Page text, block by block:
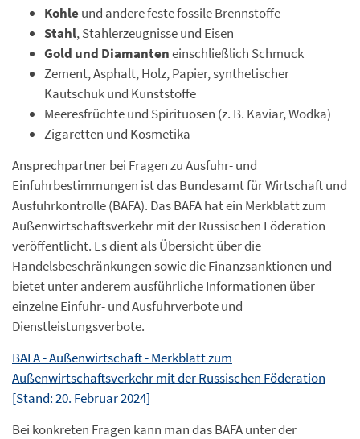
Kohleund andere feste fossile Brennstoffe
Stahl, Stahlerzeugnisse und Eisen
Gold und Diamanteneinschließlich Schmuck
Zement, Asphalt, Holz, Papier, synthetischer
Kautschuk und Kunststoffe
Meeresfrüchte und Spirituosen (z. B. Kaviar, Wodka)
Zigaretten und Kosmetika
Ansprechpartner bei Fragen zu Ausfuhr- und
Einfuhrbestimmungen ist das Bundesamt für Wirtschaft und
Ausfuhrkontrolle (BAFA). Das BAFA hat ein Merkblatt zum
Außenwirtschaftsverkehr mit der Russischen Föderation
veröffentlicht. Es dient als Übersicht über die
Handelsbeschränkungen sowie die Finanzsanktionen und
bietet unter anderem ausführliche Informationen über
einzelne Einfuhr- und Ausfuhrverbote und
Dienstleistungsverbote.
BAFA - Außenwirtschaft - Merkblatt zum
Außenwirtschaftsverkehr mit der Russischen Föderation
[Stand: 20. Februar 2024]
Bei konkreten Fragen kann man das BAFA unter der